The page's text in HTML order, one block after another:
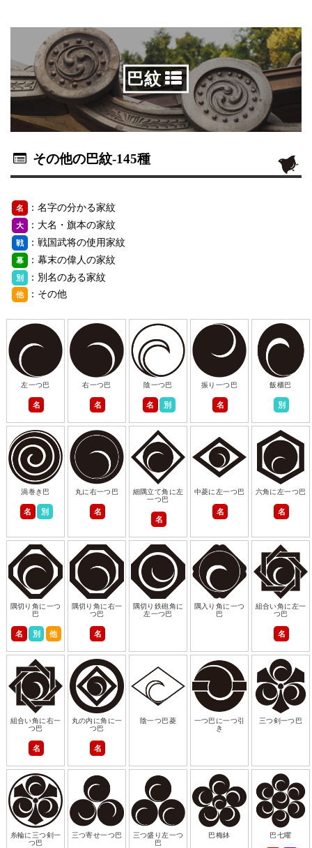
巴紋
その他の巴紋-145種
名 ：名字の分かる家紋
大 ：大名・旗本の家紋
戦 ：戦国武将の使用家紋
幕 ：幕末の偉人の家紋
別 ：別名のある家紋
他 ：その他
左一つ巴
名
右一つ巴
名
陰一つ巴
名 別
振り一つ巴
名
飯櫃巴
別
渦巻き巴
名 別
丸に右一つ巴
名
細隅立て角に左
一つ巴
名
中菱に左一つ巴
名
六角に左一つ巴
名
隅切り角に一つ
巴
名 別 他
隅切り角に右一
つ巴
名
隅切り鉄砲角に
左一つ巴
隅入り角に一つ
巴
組合い角に左一
つ巴
名
組合い角に右一
つ巴
名
丸の内に角に一
つ巴
名
陰一つ巴菱
一つ巴に一つ引
き
三つ剣一つ巴
糸輪に三つ剣一
つ巴
三つ寄せ一つ巴
三つ盛り左一つ
巴
巴梅鉢 巴七曜